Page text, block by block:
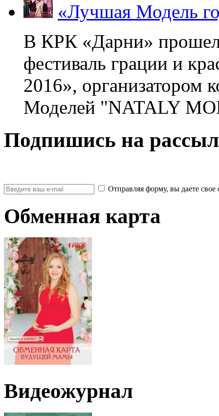
«Лучшая Модель
В КРК «Дарни»
фестиваль грации и
2016», организатором
Моделей "NATALY
Подпишись на
Отправляя форму, вы даете
Обменная карта
Видеожурнал